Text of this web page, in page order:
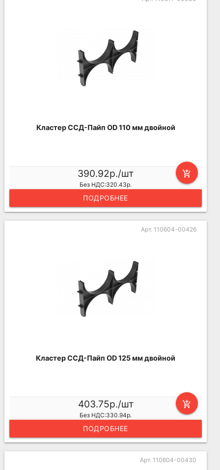
Кластер ССД-Пайп OD 110 мм двойной
add_shopping_cart
390.92р./шт
Без НДС:320.43р.
ПОДРОБНЕЕ
Арт. 110604-00426
Кластер ССД-Пайп OD 125 мм двойной
add_shopping_cart
403.75р./шт
Без НДС:330.94р.
ПОДРОБНЕЕ
Арт. 110604-00430